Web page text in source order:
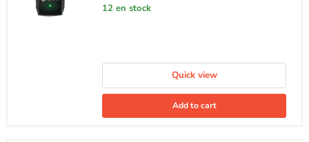
12 en stock
Quick view
Add to cart